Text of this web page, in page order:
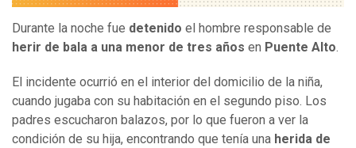
Durante la noche fue detenido el hombre responsable de
herir de bala a una menor de tres años en Puente Alto.
El incidente ocurrió en el interior del domicilio de la niña,
cuando jugaba con su habitación en el segundo piso. Los
padres escucharon balazos, por lo que fueron a ver la
condición de su hija, encontrando que tenía una herida de